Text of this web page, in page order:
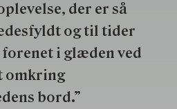
der er så
og til tider
i glæden ved
omkring
bord.”